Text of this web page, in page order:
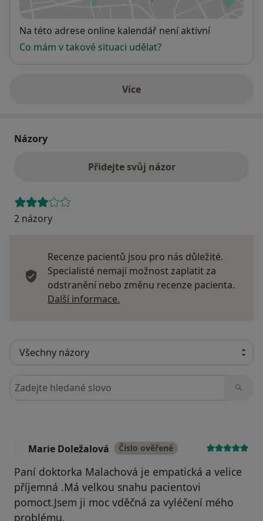
Dostupnost
Na této adrese online kalendář není aktivní
Co mám v takové situaci udělat?
Víceo adrese
Názory
Přidejte svůj názor
2 názory
Recenze pacientů jsou pro nás důležité.
Specialisté nemají možnost zaplatit za
odstranění nebo změnu recenze pacienta.
Další informace.
Hledejte v názorech
Marie Doležalová Číslo ověřené
Paní doktorka Malachová je empatická a velice
příjemná .Má velkou snahu pacientovi
pomoct.Jsem ji moc vděčná za vyléčení mého
problému.